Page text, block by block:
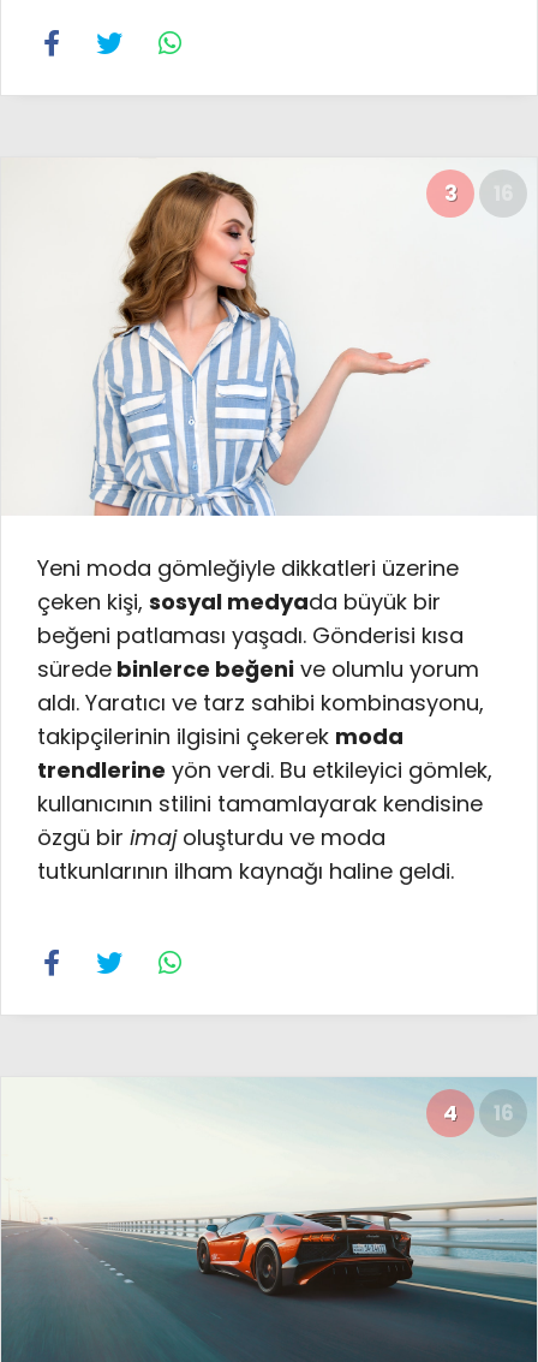
3
Yeni moda gömleğiyle dikkatleri üzerine
çeken kişi, sosyal medyada büyük bir
beğeni patlaması yaşadı. Gönderisi kısa
sürede binlerce beğeni ve olumlu yorum
aldı. Yaratıcı ve tarz sahibi kombinasyonu,
takipçilerinin ilgisini çekerek moda
trendlerine yön verdi. Bu etkileyici gömlek,
kullanıcının stilini tamamlayarak kendisine
özgü bir imajoluşturdu ve moda
tutkunlarının ilham kaynağı haline geldi.
4 16